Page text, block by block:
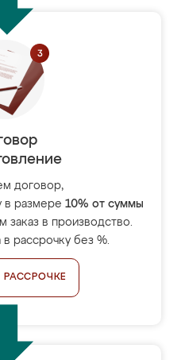
договор,
в размере 10% от суммы
заказ в производство.
рассрочку без %.
РАССРОЧКЕ